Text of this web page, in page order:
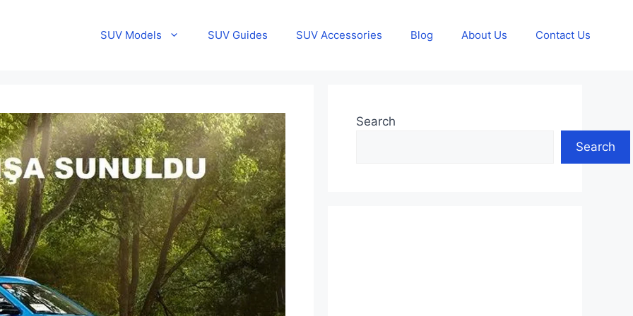
SUV Models SUV Guides SUV Accessories Blog About Us Contact Us
Search
Search